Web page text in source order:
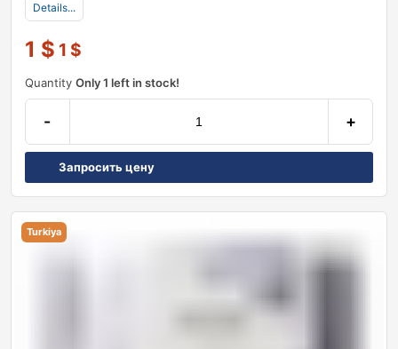
Details...
1 $ 1 $
Quantity Only 1 left in stock!
- +
Запросить цену
Turkiya